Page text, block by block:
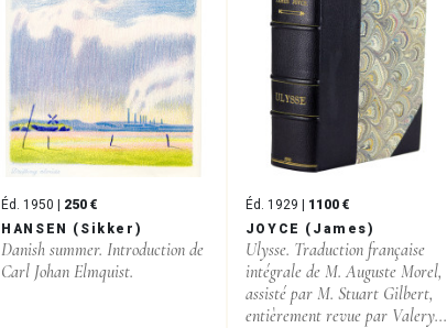
Éd. 1950 | 250 €
HANSEN (Sikker)
Danish summer. Introduction de
Carl Johan Elmquist.
Éd. 1929 | 1100 €
JOYCE (James)
Ulysse. Traduction française
intégrale de M. Auguste Morel,
assisté par M. Stuart Gilbert,
entièrement revue par Valery...